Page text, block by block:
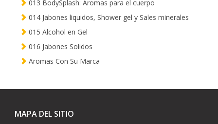
013 BodySplash: Aromas para el cuerpo
014 Jabones liquidos, Shower gel y Sales minerales
015 Alcohol en Gel
016 Jabones Solidos
Aromas Con Su Marca
MAPA DEL SITIO